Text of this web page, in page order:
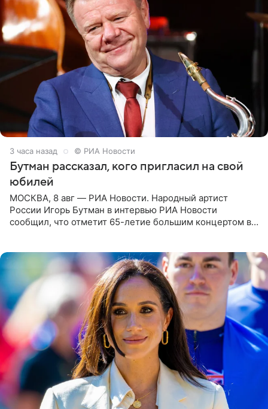
3 часа назад © РИА Новости
Бутман рассказал, кого пригласил на свой
юбилей
МОСКВА, 8 авг — РИА Новости. Народный артист
России Игорь Бутман в интервью РИА Новости
сообщил, что отметит 65-летие большим концертом в